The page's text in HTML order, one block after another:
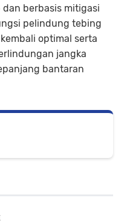
berbasis mitigasi
pelindung tebing
optimal serta
jangka
bantaran